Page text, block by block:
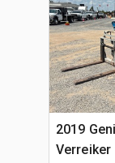
2019
Verreiker